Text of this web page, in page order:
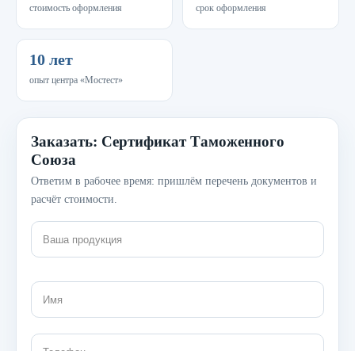
стоимость оформления срок оформления
10 лет
опыт центра «Мостест»
Заказать: Сертификат Таможенного
Союза
Ответим в рабочее время: пришлём перечень документов и
расчёт стоимости.